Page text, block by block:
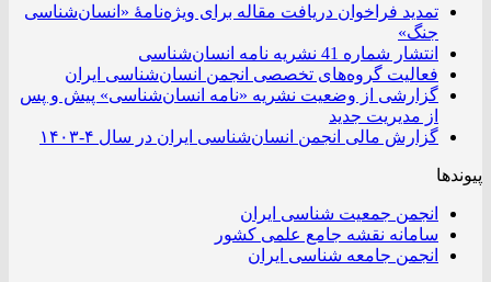
تمدید فراخوان دریافت مقاله برای ویژه‌نامۀ «انسان‌شناسی
جنگ»
انتشار شماره 41 نشریه نامه انسان‌شناسی
فعالیت گروه‌های تخصصی انجمن انسان‌شناسی ایران
گزارشی از وضعیت نشریه «نامه انسان‌شناسی» پیش و پس
از مدیریت جدید
گزارش مالی انجمن انسان‌شناسی ایران در سال ۴-۱۴۰۳
پیوندها
انجمن جمعیت شناسی ایران
سامانه نقشه جامع علمی کشور
انجمن جامعه شناسی ایران